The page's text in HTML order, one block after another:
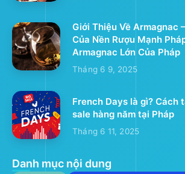
Giới Thiệu Về Armagnac
Của Nền Rượu Mạnh
Armagnac Lớn Của Pháp
Tháng 6 9, 2025
French Days là gì? Cách
sale hàng năm tại Pháp
Tháng 6 11, 2025
Danh mục nội dung